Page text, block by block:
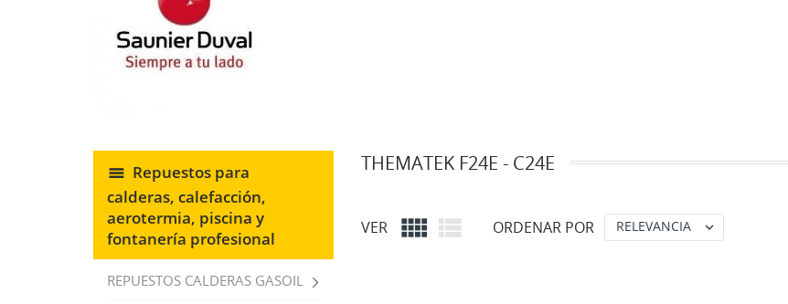
Repuestos para
calderas, calefacción,
aerotermia, piscina y
fontanería profesional
REPUESTOS CALDERAS GASOIL
THEMATEK F24E - C24E
VER   ORDENAR POR RELEVANCIA 